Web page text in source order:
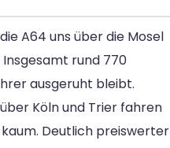
A64 uns über die Mosel
rund 770
ausgeruht bleibt.
Köln und Trier fahren
Deutlich preiswerter